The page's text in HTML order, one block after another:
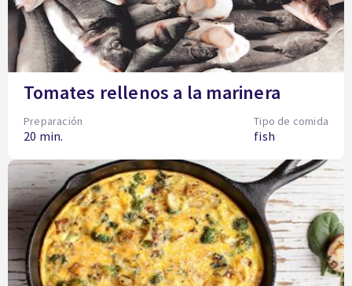
Tomates rellenos a la marinera
Preparación
20 min.
Tipo de comida
fish